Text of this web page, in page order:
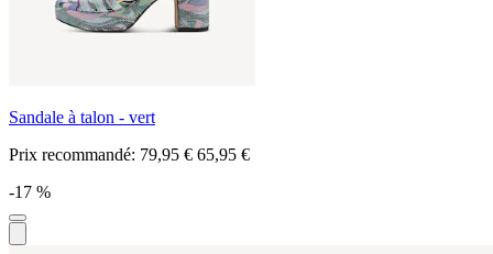
Sandale à talon - vert
Prix recommandé: 79,95 € 65,95 €
-17 %